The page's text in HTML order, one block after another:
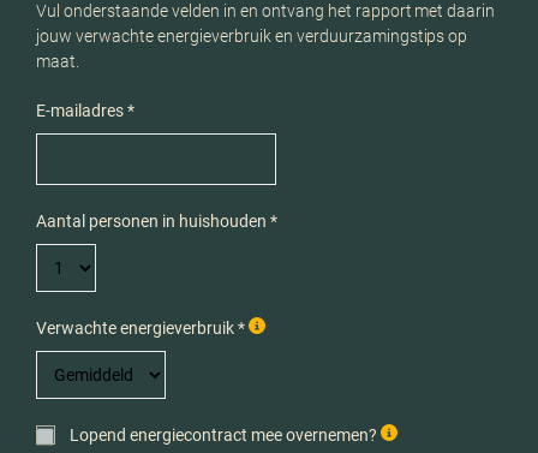
Vul onderstaande velden in en ontvang het rapport met daarin
jouw verwachte energieverbruik en verduurzamingstips op
maat.
E-mailadres *
Aantal personen in huishouden *
Verwachte energieverbruik *
Lopend energiecontract mee overnemen?